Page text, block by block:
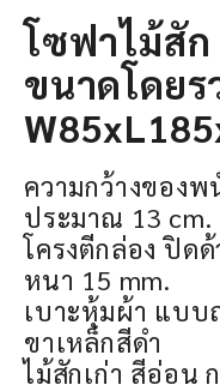
โซฟาไม้สั
ขนาดโดยร
ความกว้างของ
ประมาณ 13 cm.
โครงตีกล่อง ปิดด้
หนา 15 mm.
เบาะหุ้มผ้า แบบ
ขาเหล็กสีดำ
ไม้สักเก่า สีอ่อน